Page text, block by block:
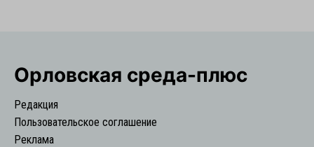
Орловская cреда-плюс
Редакция
Пользовательское соглашение
Реклама